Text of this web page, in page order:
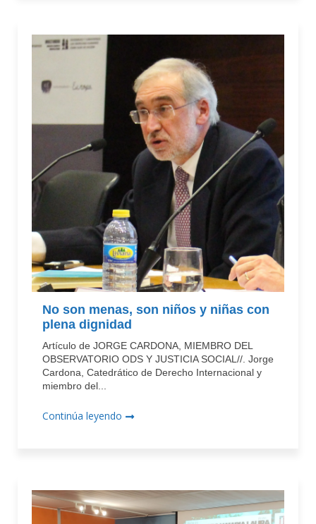
No son menas, son niños y niñas con
plena dignidad
Artículo de JORGE CARDONA, MIEMBRO DEL
OBSERVATORIO ODS Y JUSTICIA SOCIAL//. Jorge
Cardona, Catedrático de Derecho Internacional y
miembro del...
Continúa leyendo